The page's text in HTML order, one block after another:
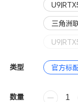
三角洲
类型 官方标
数量